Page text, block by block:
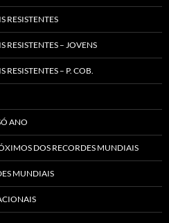
RESISTENTES
RESISTENTES – JOVENS
RESISTENTES – P. COB.
ANO
DOS RECORDES MUNDIAIS
MUNDIAIS